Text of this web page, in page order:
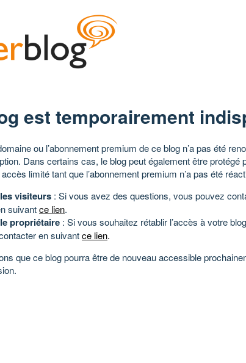
est temporairement
ou l’abonnement premium de ce blog n’a pas été
Dans certains cas, le blog peut également être protégé
limité tant que l’abonnement premium n’a pas été
visiteurs : Si vous avez des questions, vous pouvez
suivantce lien.
propriétaire : Si vous souhaitez rétablir l’accès à votre
en suivantce lien.
que ce blog pourra être de nouveau accessible